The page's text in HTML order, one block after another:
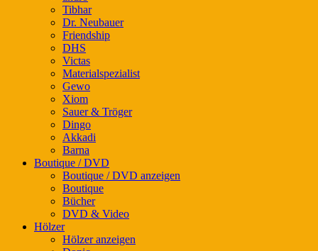
Tibhar
Dr. Neubauer
Friendship
DHS
Victas
Materialspezialist
Gewo
Xiom
Sauer & Tröger
Dingo
Akkadi
Barna
Boutique / DVD
Boutique / DVD anzeigen
Boutique
Bücher
DVD & Video
Hölzer
Hölzer anzeigen